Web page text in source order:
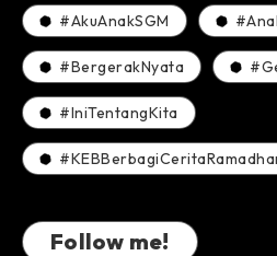
#AkuAnakSGM
#BergerakNyata
#IniTentangKita
Follow me!